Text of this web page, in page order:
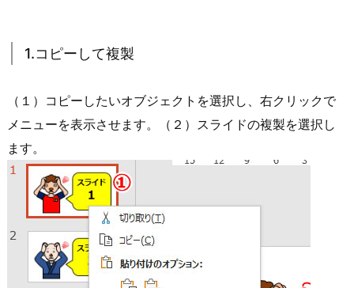
1.コピーして複製
（１）コピーしたいオブジェクトを選択し、右クリックで
メニューを表示させます。（２）スライドの複製を選択し
ます。